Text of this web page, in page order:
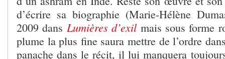
d’écrire sa biographie (Marie-Hélène
2009 dans Lumières d’exil mais sous forme
plume la plus fine saura mettre de l’ordre
panache dans le récit, il lui manquera